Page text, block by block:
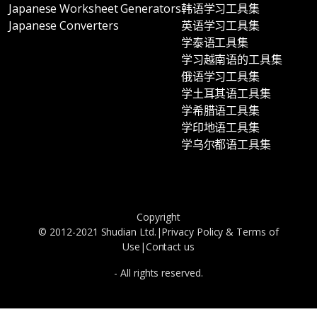
Japanese Worksheet Generators
Japanese Converters
韩语学习工具集
英语学习工具集
学泰语工具集
学习越南语的工具集
俄语学习工具集
学土耳其语工具集
学希腊语工具集
学印地语工具集
学乌尔都语工具集
Copyright
© 2012-2021 Shudian Ltd.|Privacy Policy & Terms of
Use |Contact us
- All rights reserved.